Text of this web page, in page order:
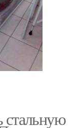
стальную